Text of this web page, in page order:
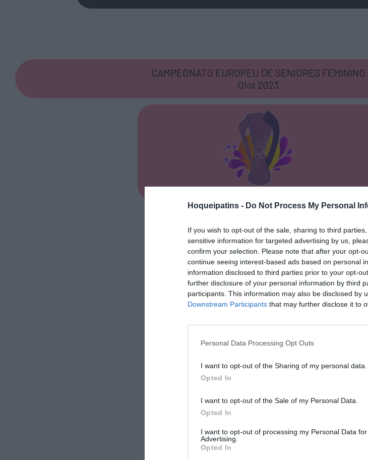
Hoqueipatins - Do Not Process My Personal
If you wish to opt-out of the sale, sharing to third
sensitive information for targeted advertising by us,
confirm your selection. Please note that after your opt-
continue seeing interest-based ads based on personal
information disclosed to third parties prior to your opt-
further disclosure of your personal information by third
participants. This information may also be disclosed by
Downstream Participants that may further disclose it to
Personal Data Processing Opt Outs
I want to opt-out of the Sharing of my personal data.
Opted In
I want to opt-out of the Sale of my Personal Data.
Opted In
I want to opt-out of processing my Personal Data for
Advertising.
Opted In
CAMPEONATO EUROPEU DE SENIORES FEMININO
Olot 2023